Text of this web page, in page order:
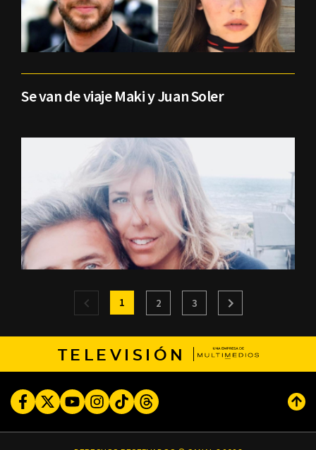
Se van de viaje Maki y Juan Soler
1 2 3
TELEVISIÓN
FacebookTwitterYoutubeInstagram
TikTokThreads